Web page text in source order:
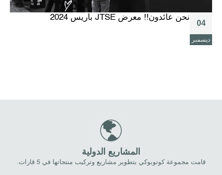
04
ديسمبر
نحن عائدون!! معرض JTSE باريس 2024
المشاريع الدولية
قامت مجموعة كوتوبوكي بتطوير مشاريع وتركيب منتجاتها في 5 قارات.